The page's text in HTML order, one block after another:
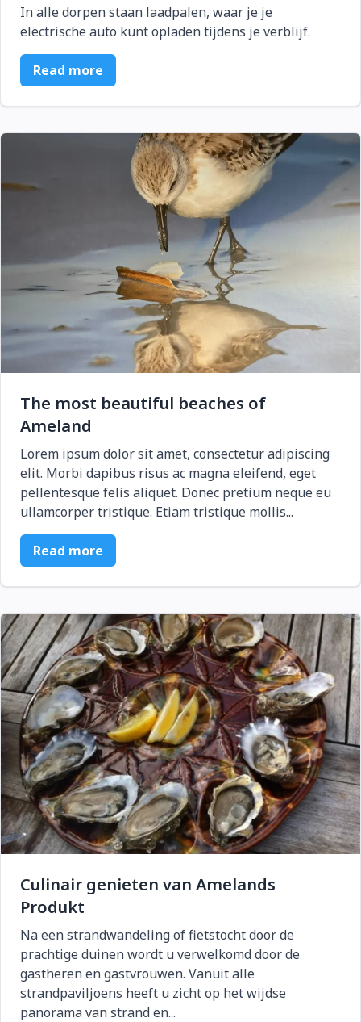
In alle dorpen staan laadpalen, waar je je
electrische auto kunt opladen tijdens je verblijf.
Read more
The most beautiful beaches of
Ameland
Lorem ipsum dolor sit amet, consectetur adipiscing
elit. Morbi dapibus risus ac magna eleifend, eget
pellentesque felis aliquet. Donec pretium neque eu
ullamcorper tristique. Etiam tristique mollis...
Read more
Culinair genieten van Amelands
Produkt
Na een strandwandeling of fietstocht door de
prachtige duinen wordt u verwelkomd door de
gastheren en gastvrouwen. Vanuit alle
strandpaviljoens heeft u zicht op het wijdse
panorama van strand en...